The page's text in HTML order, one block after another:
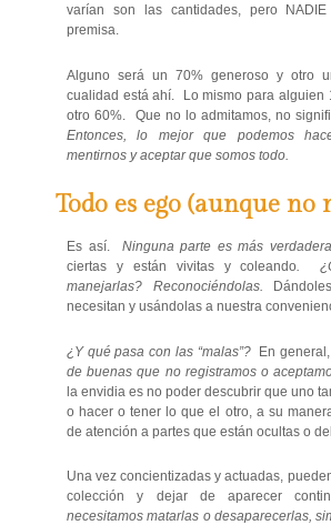
varían son las cantidades, pero
premisa.
Alguno será un 70% generoso y otro
cualidad está ahí. Lo mismo para alguien
otro 60%. Que no lo admitamos, no
Entonces, lo mejor que podemos
mentirnos y aceptar que somos todo.
Todo es ego (aunque no
Es así. Ninguna parte es más
ciertas y están vivitas y coleando.
manejarlas? Reconociéndolas.
necesitan y usándolas a nuestra
¿Y qué pasa con las “malas”?En
de buenas que no registramos o
la envidia es no poder descubrir que uno
o hacer o tener lo que el otro, a su
de atención a partes que están ocultas o
Una vez concientizadas y actuadas,
colección y dejar de aparecer
necesitamos matarlas o desaparecerlas,